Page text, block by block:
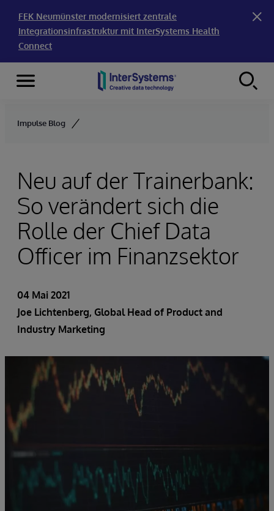
FEK Neumünster modernisiert zentrale
Integrationsinfrastruktur mit InterSystems Health
Connect
Skip to content
Menu
Impulse Blog
Neu auf der Trainerbank:
So verändert sich die
Rolle der Chief Data
Officer im Finanzsektor
04 Mai 2021
Joe Lichtenberg, Global Head of Product and
Industry Marketing